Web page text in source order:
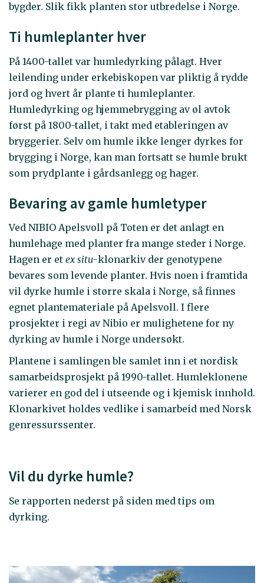
bygder. Slik fikk planten stor utbredelse i Norge.
Ti humleplanter hver
På 1400-tallet var humledyrking pålagt. Hver
leilending under erkebiskopen var pliktig å rydde
jord og hvert år plante ti humleplanter.
Humledyrking og hjemmebrygging av øl avtok
først på 1800-tallet, i takt med etableringen av
bryggerier. Selv om humle ikke lenger dyrkes for
brygging i Norge, kan man fortsatt se humle brukt
som prydplante i gårdsanlegg og hager.
Bevaring av gamle humletyper
Ved NIBIO Apelsvoll på Toten er det anlagt en
humlehage med planter fra mange steder i Norge.
Hagen er et ex situ-klonarkiv der genotypene
bevares som levende planter. Hvis noen i framtida
vil dyrke humle i større skala i Norge, så finnes
egnet plantemateriale på Apelsvoll. I flere
prosjekter i regi av Nibio er mulighetene for ny
dyrking av humle i Norge undersøkt.
Plantene i samlingen ble samlet inn i et nordisk
samarbeidsprosjekt på 1990-tallet. Humleklonene
varierer en god del i utseende og i kjemisk innhold.
Klonarkivet holdes vedlike i samarbeid med Norsk
genressurssenter.
Vil du dyrke humle?
Se rapporten nederst på siden med tips om
dyrking.